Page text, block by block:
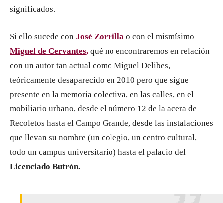
significados.
Si ello sucede con José Zorrilla o con el mismísimo
Miguel de Cervantes, qué no encontraremos en relación
con un autor tan actual como Miguel Delibes,
teóricamente desaparecido en 2010 pero que sigue
presente en la memoria colectiva, en las calles, en el
mobiliario urbano, desde el número 12 de la acera de
Recoletos hasta el Campo Grande, desde las instalaciones
que llevan su nombre (un colegio, un centro cultural,
todo un campus universitario) hasta el palacio del
Licenciado Butrón.